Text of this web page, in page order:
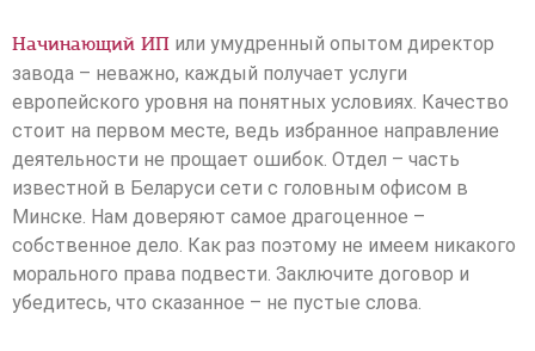
Начинающий ИП или умудренный опытом директор
завода – неважно, каждый получает услуги
европейского уровня на понятных условиях. Качество
стоит на первом месте, ведь избранное направление
деятельности не прощает ошибок. Отдел – часть
известной в Беларуси сети с головным офисом в
Минске. Нам доверяют самое драгоценное –
собственное дело. Как раз поэтому не имеем никакого
морального права подвести. Заключите договор и
убедитесь, что сказанное – не пустые слова.